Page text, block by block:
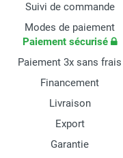
Suivi de commande
Modes de paiement
Paiement sécurisé
Paiement 3x sans frais
Financement
Livraison
Export
Garantie